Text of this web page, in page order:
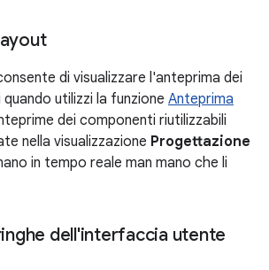
di visualizzare l'anteprima dei
utilizzi la funzione Anteprima
dei componenti riutilizzabili
nella visualizzazione Progettazione
in tempo reale man mano che li
dell'interfaccia utente